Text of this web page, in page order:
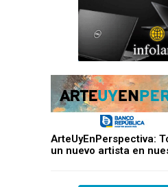
ArteUyEnPerspectiva:
un nuevo artista en